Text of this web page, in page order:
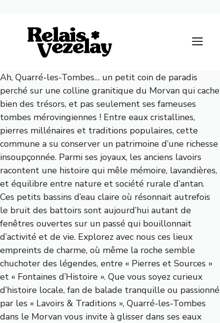
contenu
Ah, Quarré-les-Tombes… un petit coin de paradis
perché sur une colline granitique du Morvan qui cache
bien des trésors, et pas seulement ses fameuses
tombes mérovingiennes ! Entre eaux cristallines,
pierres millénaires et traditions populaires, cette
commune a su conserver un patrimoine d’une richesse
insoupçonnée. Parmi ses joyaux, les anciens lavoirs
racontent une histoire qui mêle mémoire, lavandières,
et équilibre entre nature et société rurale d’antan.
Ces petits bassins d’eau claire où résonnait autrefois
le bruit des battoirs sont aujourd’hui autant de
fenêtres ouvertes sur un passé qui bouillonnait
d’activité et de vie. Explorez avec nous ces lieux
empreints de charme, où même la roche semble
chuchoter des légendes, entre « Pierres et Sources »
et « Fontaines d’Histoire ». Que vous soyez curieux
d’histoire locale, fan de balade tranquille ou passionné
par les « Lavoirs & Traditions », Quarré-les-Tombes
dans le Morvan vous invite à glisser dans ses eaux